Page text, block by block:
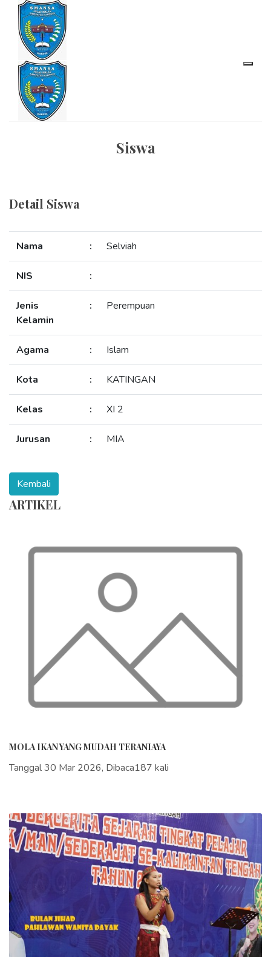
Siswa
Detail Siswa
Nama : Selviah
NIS :
Jenis
Kelamin
: Perempuan
Agama : Islam
Kota : KATINGAN
Kelas : XI 2
Jurusan : MIA
ARTIKEL
MOLA IKAN YANG MUDAH TERANIAYA
Tanggal 30 Mar 2026, Dibaca187 kali